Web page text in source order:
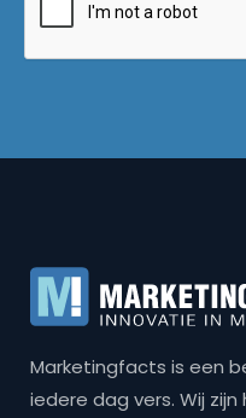
Marketingfacts is een
iedere dag vers. Wij